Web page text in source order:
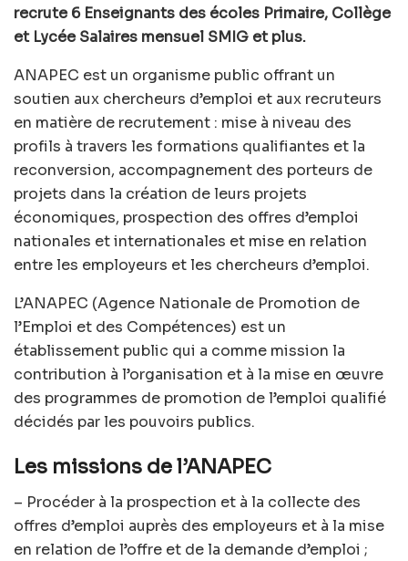
recrute 6 Enseignants des écoles Primaire, Collège
et Lycée Salaires mensuel SMIG et plus.
ANAPEC est un organisme public offrant un
soutien aux chercheurs d’emploi et aux recruteurs
en matière de recrutement : mise à niveau des
profils à travers les formations qualifiantes et la
reconversion, accompagnement des porteurs de
projets dans la création de leurs projets
économiques, prospection des offres d’emploi
nationales et internationales et mise en relation
entre les employeurs et les chercheurs d’emploi.
L’ANAPEC (Agence Nationale de Promotion de
l’Emploi et des Compétences) est un
établissement public qui a comme mission la
contribution à l’organisation et à la mise en œuvre
des programmes de promotion de l’emploi qualifié
décidés par les pouvoirs publics.
Les missions de l’ANAPEC
– Procéder à la prospection et à la collecte des
offres d’emploi auprès des employeurs et à la mise
en relation de l’offre et de la demande d’emploi ;